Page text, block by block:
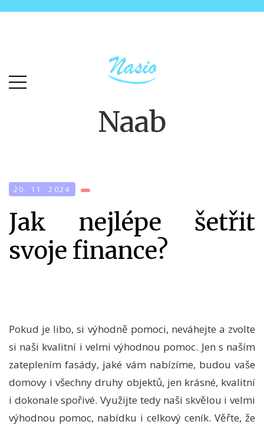
Naab
20. 11. 2024
Jak nejlépe šetřit
svoje finance?
Pokud je libo, si výhodně pomoci, neváhejte a zvolte
si naši kvalitní i velmi výhodnou pomoc. Jen s naším
zateplením fasády, jaké vám nabízíme, budou vaše
domovy i všechny druhy objektů, jen krásné, kvalitní
i dokonale spořivé. Využijte tedy naši skvělou i velmi
výhodnou pomoc, nabídku i celkový ceník. Věřte, že